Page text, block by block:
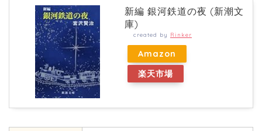
新編 銀河鉄道の夜 (新潮文
庫)
created by Rinker
Amazon
楽天市場